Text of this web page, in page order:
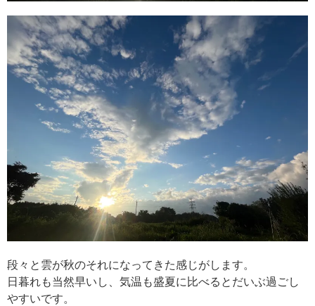
段々と雲が秋のそれになってきた感じがします。
日暮れも当然早いし、気温も盛夏に比べるとだいぶ過ごし
やすいです。